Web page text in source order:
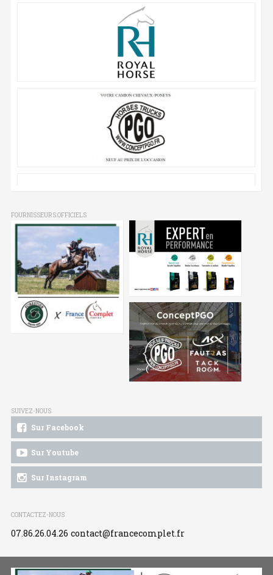
FOURNISSEURS OFFICIELS
SUIVEZ-NOUS
Sur Facebook
Sur Youtube
Sur Instagram
CONTACTEZ-NOUS
07.86.26.04.26 contact@francecomplet.fr